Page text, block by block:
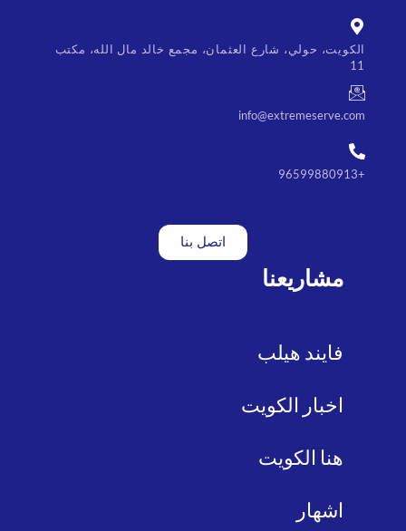
مشاريعنا
فايند هيلب
اخبار الكويت
هنا الكويت
اشهار
الكويت، حولي، شارع العثمان، مجمع خالد مال الله، مكتب
11
info@extremeserve.com
+96599880913
اتصل بنا